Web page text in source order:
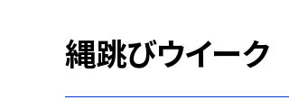
縄跳びウイーク